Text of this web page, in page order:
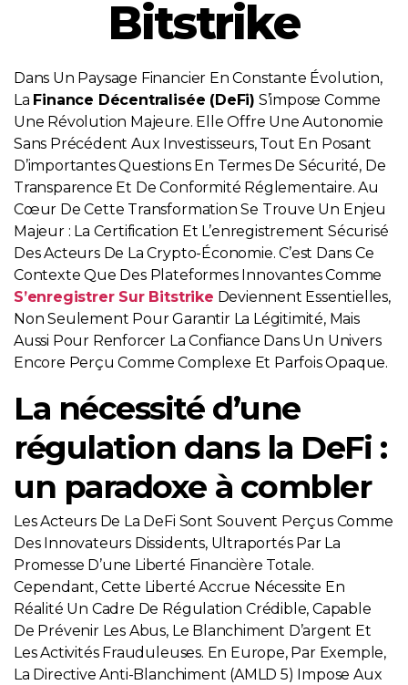
Bitstrike
Dans Un Paysage Financier En Constante Évolution,
La Finance Décentralisée (DeFi) S’impose Comme
Une Révolution Majeure. Elle Offre Une Autonomie
Sans Précédent Aux Investisseurs, Tout En Posant
D’importantes Questions En Termes De Sécurité, De
Transparence Et De Conformité Réglementaire. Au
Cœur De Cette Transformation Se Trouve Un Enjeu
Majeur : La Certification Et L’enregistrement Sécurisé
Des Acteurs De La Crypto-Économie. C’est Dans Ce
Contexte Que Des Plateformes Innovantes Comme
S’enregistrer Sur Bitstrike Deviennent Essentielles,
Non Seulement Pour Garantir La Légitimité, Mais
Aussi Pour Renforcer La Confiance Dans Un Univers
Encore Perçu Comme Complexe Et Parfois Opaque.
La nécessité d’une
régulation dans la DeFi :
un paradoxe à combler
Les Acteurs De La DeFi Sont Souvent Perçus Comme
Des Innovateurs Dissidents, Ultraportés Par La
Promesse D’une Liberté Financière Totale.
Cependant, Cette Liberté Accrue Nécessite En
Réalité Un Cadre De Régulation Crédible, Capable
De Prévenir Les Abus, Le Blanchiment D’argent Et
Les Activités Frauduleuses. En Europe, Par Exemple,
La Directive Anti-Blanchiment (AMLD 5) Impose Aux